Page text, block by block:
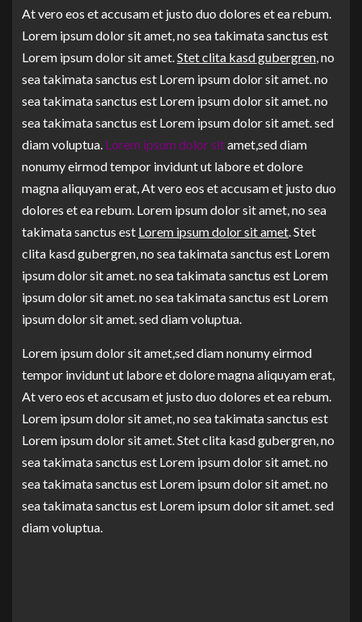
At vero eos et accusam et justo duo dolores et ea rebum.
Lorem ipsum dolor sit amet, no sea takimata sanctus est
Lorem ipsum dolor sit amet.Stet clita kasd gubergren, no
sea takimata sanctus est Lorem ipsum dolor sit amet. no
sea takimata sanctus est Lorem ipsum dolor sit amet. no
sea takimata sanctus est Lorem ipsum dolor sit amet. sed
diam voluptua. Lorem ipsum dolor sitamet,sed diam
nonumy eirmod tempor invidunt ut labore et dolore
magna aliquyam erat, At vero eos et accusam et justo duo
dolores et ea rebum. Lorem ipsum dolor sit amet, no sea
takimata sanctus est Lorem ipsum dolor sit amet. Stet
clita kasd gubergren, no sea takimata sanctus est Lorem
ipsum dolor sit amet. no sea takimata sanctus est Lorem
ipsum dolor sit amet. no sea takimata sanctus est Lorem
ipsum dolor sit amet. sed diam voluptua.
Lorem ipsum dolor sit amet,sed diam nonumy eirmod
tempor invidunt ut labore et dolore magna aliquyam erat,
At vero eos et accusam et justo duo dolores et ea rebum.
Lorem ipsum dolor sit amet, no sea takimata sanctus est
Lorem ipsum dolor sit amet. Stet clita kasd gubergren, no
sea takimata sanctus est Lorem ipsum dolor sit amet. no
sea takimata sanctus est Lorem ipsum dolor sit amet. no
sea takimata sanctus est Lorem ipsum dolor sit amet. sed
diam voluptua.